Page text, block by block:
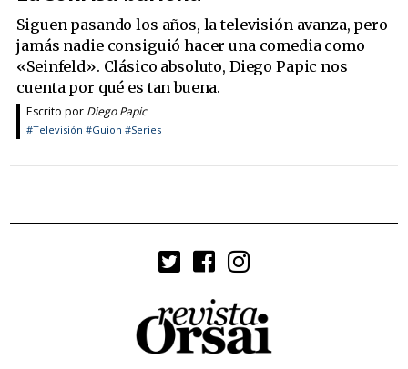
Siguen pasando los años, la televisión avanza, pero
jamás nadie consiguió hacer una comedia como
«Seinfeld». Clásico absoluto, Diego Papic nos
cuenta por qué es tan buena.
Escrito por Diego Papic
#Televisión #Guion #Series